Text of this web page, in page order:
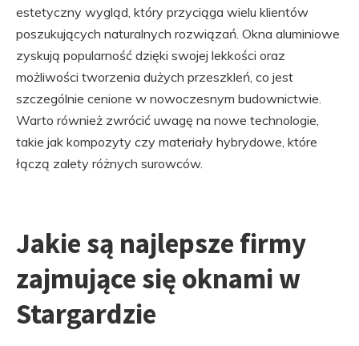
estetyczny wygląd, który przyciąga wielu klientów
poszukujących naturalnych rozwiązań. Okna aluminiowe
zyskują popularność dzięki swojej lekkości oraz
możliwości tworzenia dużych przeszkleń, co jest
szczególnie cenione w nowoczesnym budownictwie.
Warto również zwrócić uwagę na nowe technologie,
takie jak kompozyty czy materiały hybrydowe, które
łączą zalety różnych surowców.
Jakie są najlepsze firmy
zajmujące się oknami w
Stargardzie